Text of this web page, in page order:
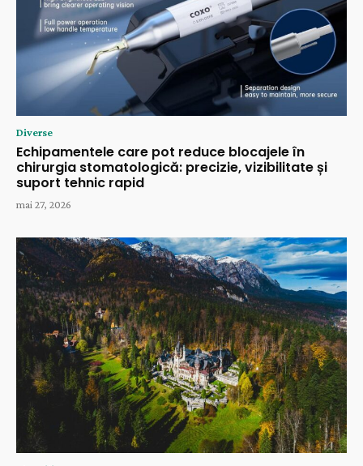
Diverse
Echipamentele care pot reduce blocajele în
chirurgia stomatologică: precizie, vizibilitate și
suport tehnic rapid
mai 27, 2026